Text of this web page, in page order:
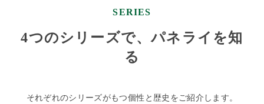
SERIES
4つのシリーズで、パネライを知
る
それぞれのシリーズがもつ個性と歴史をご紹介します。